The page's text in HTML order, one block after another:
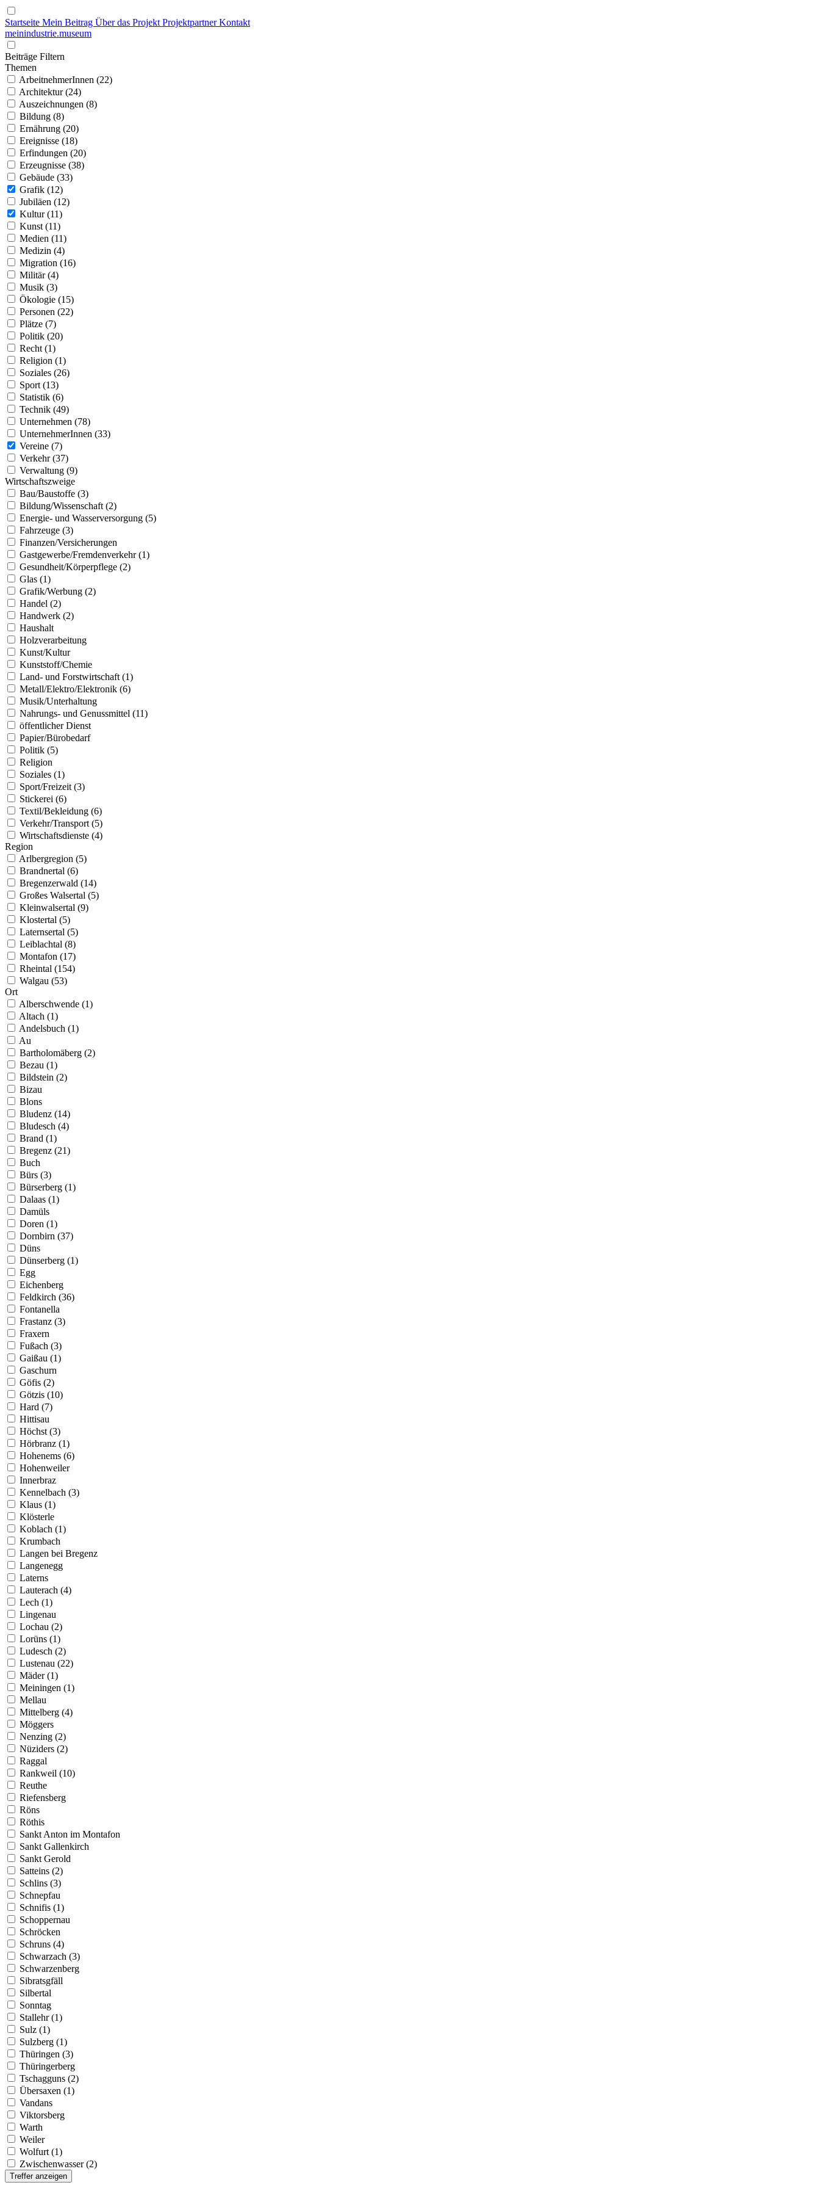
Startseite Mein Beitrag Über das Projekt ProjektpartnerKontakt
meinindustrie.museum
Beiträge Filtern
Themen
ArbeitnehmerInnen (22)
Architektur (24)
Auszeichnungen (8)
Bildung (8)
Ernährung (20)
Ereignisse (18)
Erfindungen (20)
Erzeugnisse (38)
Gebäude (33)
Grafik (12)
Jubiläen (12)
Kultur (11)
Kunst (11)
Medien (11)
Medizin (4)
Migration (16)
Militär (4)
Musik (3)
Ökologie (15)
Personen (22)
Plätze (7)
Politik (20)
Recht (1)
Religion (1)
Soziales (26)
Sport (13)
Statistik (6)
Technik (49)
Unternehmen (78)
UnternehmerInnen (33)
Vereine (7)
Verkehr (37)
Verwaltung (9)
Wirtschaftszweige
Bau/Baustoffe (3)
Bildung/Wissenschaft (2)
Energie- und Wasserversorgung (5)
Fahrzeuge (3)
Finanzen/Versicherungen
Gastgewerbe/Fremdenverkehr (1)
Gesundheit/Körperpflege (2)
Glas (1)
Grafik/Werbung (2)
Handel (2)
Handwerk (2)
Haushalt
Holzverarbeitung
Kunst/Kultur
Kunststoff/Chemie
Land- und Forstwirtschaft (1)
Metall/Elektro/Elektronik (6)
Musik/Unterhaltung
Nahrungs- und Genussmittel (11)
öffentlicher Dienst
Papier/Bürobedarf
Politik (5)
Religion
Soziales (1)
Sport/Freizeit (3)
Stickerei (6)
Textil/Bekleidung (6)
Verkehr/Transport (5)
Wirtschaftsdienste (4)
Region
Arlbergregion (5)
Brandnertal (6)
Bregenzerwald (14)
Großes Walsertal (5)
Kleinwalsertal (9)
Klostertal (5)
Laternsertal (5)
Leiblachtal (8)
Montafon (17)
Rheintal (154)
Walgau (53)
Ort
Alberschwende (1)
Altach (1)
Andelsbuch (1)
Au
Bartholomäberg (2)
Bezau (1)
Bildstein (2)
Bizau
Blons
Bludenz (14)
Bludesch (4)
Brand (1)
Bregenz (21)
Buch
Bürs (3)
Bürserberg (1)
Dalaas (1)
Damüls
Doren (1)
Dornbirn (37)
Düns
Dünserberg (1)
Egg
Eichenberg
Feldkirch (36)
Fontanella
Frastanz (3)
Fraxern
Fußach (3)
Gaißau (1)
Gaschurn
Göfis (2)
Götzis (10)
Hard (7)
Hittisau
Höchst (3)
Hörbranz (1)
Hohenems (6)
Hohenweiler
Innerbraz
Kennelbach (3)
Klaus (1)
Klösterle
Koblach (1)
Krumbach
Langen bei Bregenz
Langenegg
Laterns
Lauterach (4)
Lech (1)
Lingenau
Lochau (2)
Lorüns (1)
Ludesch (2)
Lustenau (22)
Mäder (1)
Meiningen (1)
Mellau
Mittelberg (4)
Möggers
Nenzing (2)
Nüziders (2)
Raggal
Rankweil (10)
Reuthe
Riefensberg
Röns
Röthis
Sankt Anton im Montafon
Sankt Gallenkirch
Sankt Gerold
Satteins (2)
Schlins (3)
Schnepfau
Schnifis (1)
Schoppernau
Schröcken
Schruns (4)
Schwarzach (3)
Schwarzenberg
Sibratsgfäll
Silbertal
Sonntag
Stallehr (1)
Sulz (1)
Sulzberg (1)
Thüringen (3)
Thüringerberg
Tschagguns (2)
Übersaxen (1)
Vandans
Viktorsberg
Warth
Weiler
Wolfurt (1)
Zwischenwasser (2)
Treffer anzeigen